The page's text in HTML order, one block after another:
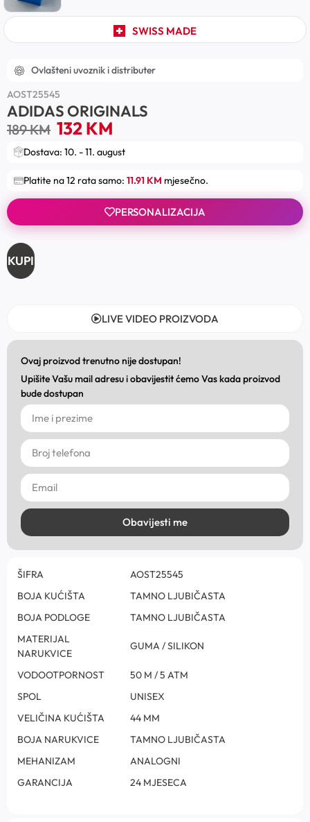
SWISS MADE
Ovlašteni uvoznik i distributer
AOST25545
ADIDAS ORIGINALS
189KM 132KM
Dostava: 10. - 11. august
Platite na 12 rata samo: 11.91 KM mjesečno.
PERSONALIZACIJA
KUPI
LIVE VIDEO PROIZVODA
Ovaj proizvod trenutno nije dostupan!
Upišite Vašu mail adresu i obavijestit ćemo Vas kada proizvod
bude dostupan
Obavijesti me
ŠIFRA
AOST25545
BOJA KUĆIŠTA
TAMNO LJUBIČASTA
BOJA PODLOGE
TAMNO LJUBIČASTA
MATERIJAL
NARUKVICE
GUMA / SILIKON
VODOOTPORNOST
50 M / 5 ATM
SPOL
UNISEX
VELIČINA KUĆIŠTA
44 MM
BOJA NARUKVICE
TAMNO LJUBIČASTA
MEHANIZAM
ANALOGNI
GARANCIJA
24 MJESECA